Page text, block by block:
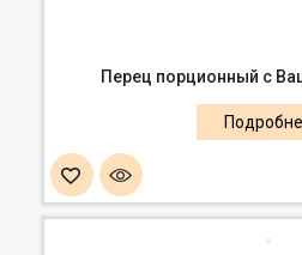
Перец порционный с